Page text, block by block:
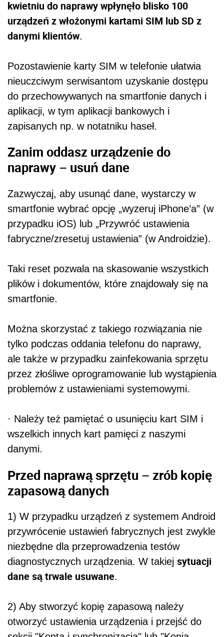
kwietniu do naprawy wpłynęło blisko 100
urządzeń z włożonymi kartami SIM lub SD z
danymi klientów.
Pozostawienie karty SIM w telefonie ułatwia
nieuczciwym serwisantom uzyskanie dostępu
do przechowywanych na smartfonie danych i
aplikacji, w tym aplikacji bankowych i
zapisanych np. w notatniku haseł.
Zanim oddasz urządzenie do
naprawy – usuń dane
Zazwyczaj, aby usunąć dane, wystarczy w
smartfonie wybrać opcję „wyzeruj iPhone’a” (w
przypadku iOS) lub „Przywróć ustawienia
fabryczne/zresetuj ustawienia” (w Androidzie).
Taki reset pozwala na skasowanie wszystkich
plików i dokumentów, które znajdowały się na
smartfonie.
Można skorzystać z takiego rozwiązania nie
tylko podczas oddania telefonu do naprawy,
ale także w przypadku zainfekowania sprzętu
przez złośliwe oprogramowanie lub wystąpienia
problemów z ustawieniami systemowymi.
· Należy też pamiętać o usunięciu kart SIM i
wszelkich innych kart pamięci z naszymi
danymi.
Przed naprawą sprzętu – zrób kopię
zapasową danych
1) W przypadku urządzeń z systemem Android
przywrócenie ustawień fabrycznych jest zwykle
niezbędne dla przeprowadzenia testów
diagnostycznych urządzenia. W takiej sytuacji
dane są trwale usuwane.
2) Aby stworzyć kopię zapasową należy
otworzyć ustawienia urządzenia i przejść do